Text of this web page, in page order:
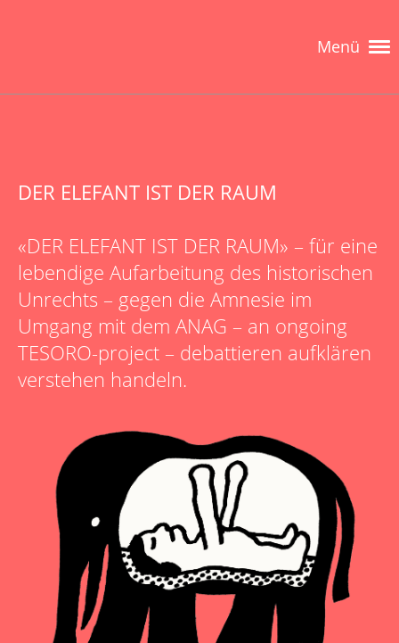
Menü
DER ELEFANT IST DER RAUM
«DER ELEFANT IST DER RAUM» – für eine
lebendige Aufarbeitung des historischen
Unrechts – gegen die Amnesie im
Umgang mit dem ANAG – an ongoing
TESORO-project – debattieren aufklären
verstehen handeln.